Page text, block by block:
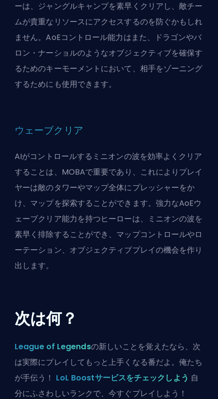
ーは、ジャングルキャンプを素早くクリアし、敵チー
ムが貴重なリソースにアクセスするのを防ぐかもしれ
ません。AoEコントロール能力はまた、ドラゴンやバ
ロン・ナーショルのようなオブジェクティブを確保す
るためのキーモーメントにおいて、相手をゾーニング
するためにも使用できます。
ウェーブクリア
AIがコントロールするミニオンの波を効率よくクリア
することは、MOBAで重要であり、これによりプレイ
ヤーは敵のタワーやマップ全体にプレッシャーをか
け、マップを探索することができます。強力なAoEウ
ェーブクリア能力を持つヒーローは、ミニオンの波を
素早く排除することができ、マップコントロールやロ
ーテーション、オブジェクティブプレイの機会を作り
出します。
次は何？
League of Legendsの新しいことを覚えたなら、次
は実際にプレイしてもっと上手くなる番だよ。俺たち
が手伝う！ LoL Boostサービスをチェックしよう 自
分にふさわしいランクで、今すぐプレイしよう！